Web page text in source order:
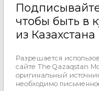
чтобы быть в
из Казахстана
Разрешается
сайте The Qazaqstan
оригинальный
необходимо